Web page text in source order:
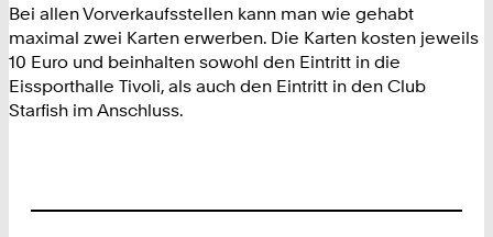
Bei allen Vorverkaufsstellen kann man wie gehabt
maximal zwei Karten erwerben. Die Karten kosten jeweils
10 Euro und beinhalten sowohl den Eintritt in die
Eissporthalle Tivoli, als auch den Eintritt in den Club
Starfish im Anschluss.